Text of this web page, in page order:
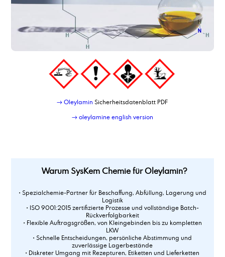
→ Oleylamin Sicherheitsdatenblatt PDF
→ oleylamine english version
Warum SysKem Chemie für Oleylamin?
• Spezialchemie-Partner für Beschaffung, Abfüllung, Lagerung und
Logistik
• ISO 9001:2015 zertifizierte Prozesse und vollständige Batch-
Rückverfolgbarkeit
• Flexible Auftragsgrößen, von Kleingebinden bis zu kompletten
LKW
• Schnelle Entscheidungen, persönliche Abstimmung und
zuverlässige Lagerbestände
• Diskreter Umgang mit Rezepturen, Etiketten und Lieferketten